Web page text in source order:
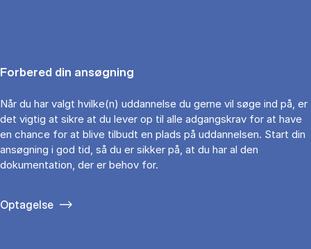
Forbered din ansøgning
Når du har valgt hvilke(n) uddannelse du gerne vil søge ind på, er
det vigtig at sikre at du lever op til alle adgangskrav for at have
en chance for at blive tilbudt en plads på uddannelsen. Start din
ansøgning i god tid, så du er sikker på, at du har al den
dokumentation, der er behov for.
Optagelse